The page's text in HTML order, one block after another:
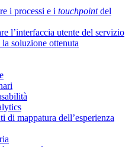
i processi e i touchpointdel
l’interfaccia utente del servizio
soluzione ottenuta
di mappatura dell’esperienza